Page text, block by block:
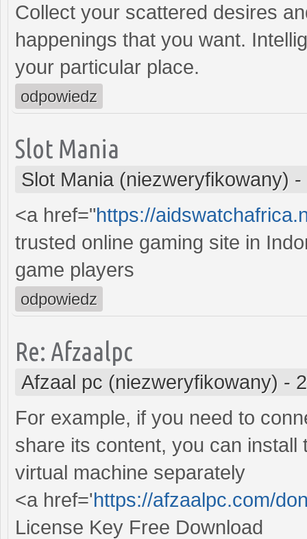
Collect your scattered desires
happenings that you want.
your particular place.
odpowiedz
Slot Mania
Slot Mania (niezweryfikowany) -
<a href="https://
trusted online gaming site in
game players
odpowiedz
Re: Afzaalpc
Afzaal pc (niezweryfikowany) -
For example, if you need to
share its content, you can
virtual machine separately
<a href='https://afzaalpc.com/
License Key Free Download